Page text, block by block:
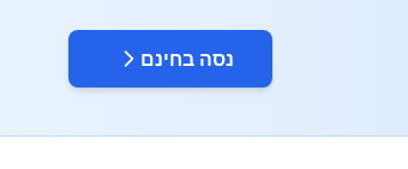
נסה בחינם